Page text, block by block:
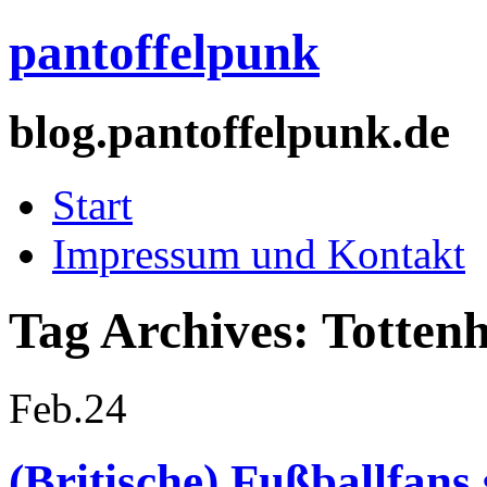
pantoffelpunk
blog.pantoffelpunk.de
Start
Impressum und Kontakt
Tag Archives:
Feb.24